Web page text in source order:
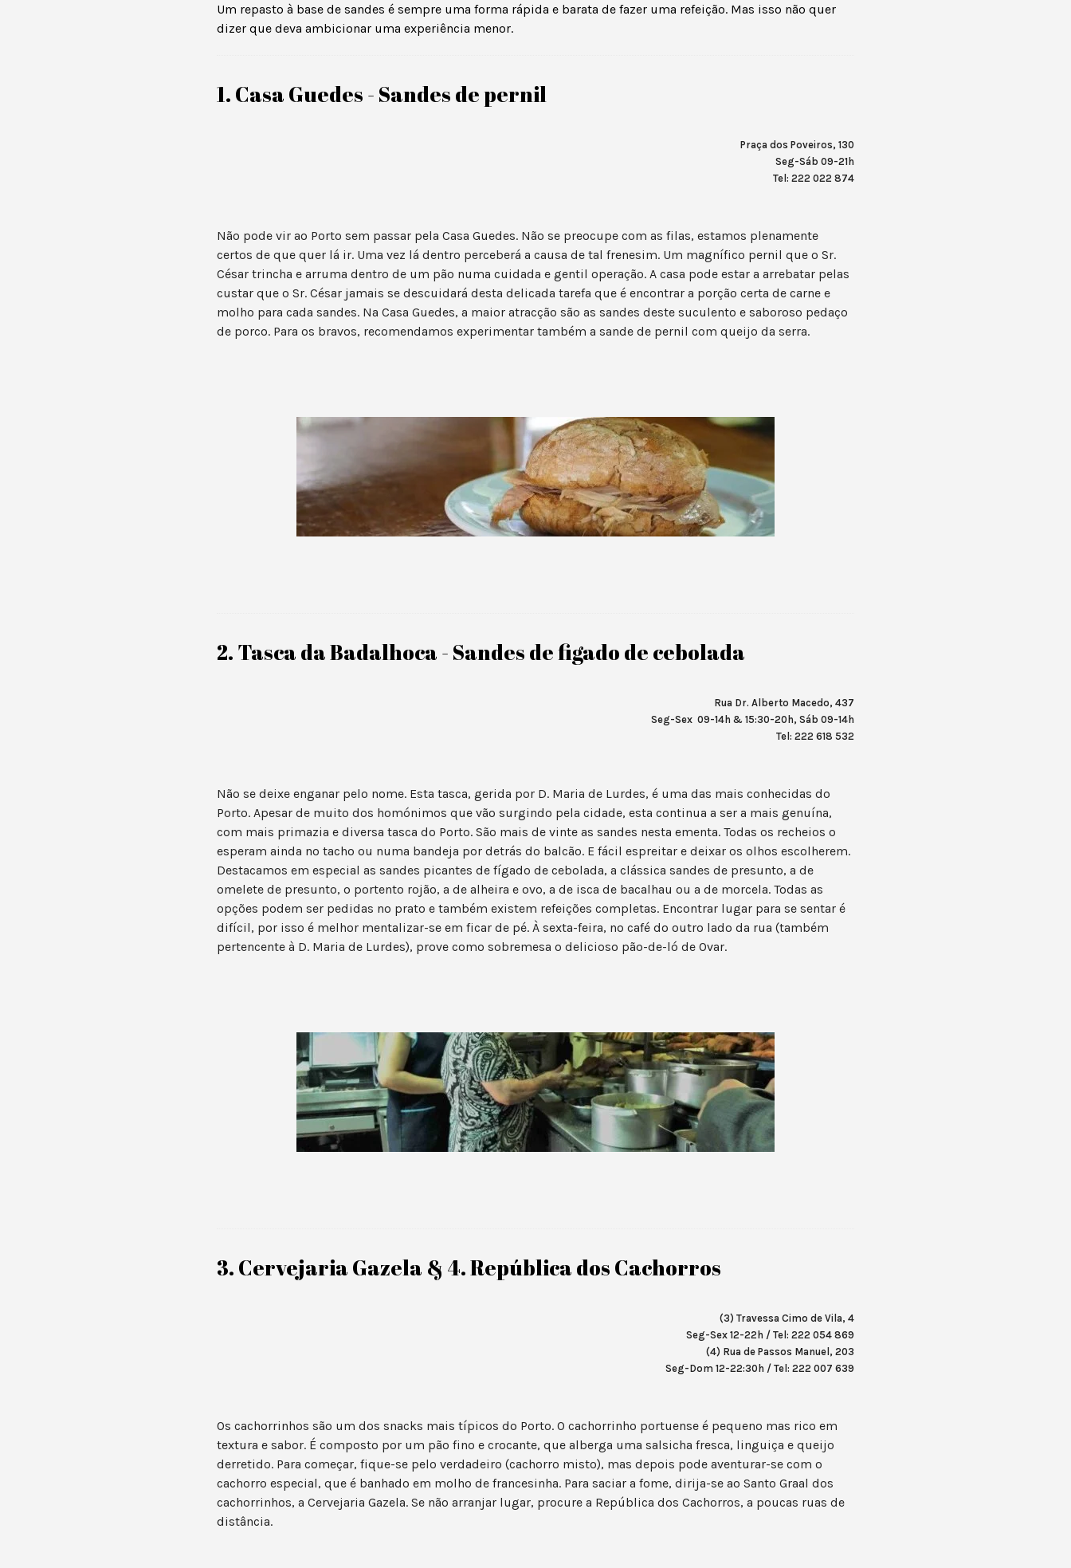
Um repasto à base de sandes é sempre uma forma rápida e barata de fazer uma refeição. Mas isso não quer
dizer que deva ambicionar uma experiência menor.
1. Casa Guedes - Sandes de pernil
Praça dos Poveiros, 130
Seg-Sáb 09-21h
Tel: 222 022 874
Não pode vir ao Porto sem passar pela Casa Guedes. Não se preocupe com as filas, estamos plenamente
certos de que quer lá ir. Uma vez lá dentro perceberá a causa de tal frenesim. Um magnífico pernil que o Sr.
César trincha e arruma dentro de um pão numa cuidada e gentil operação. A casa pode estar a arrebatar pelas
custar que o Sr. César jamais se descuidará desta delicada tarefa que é encontrar a porção certa de carne e
molho para cada sandes. Na Casa Guedes, a maior atracção são as sandes deste suculento e saboroso pedaço
de porco. Para os bravos, recomendamos experimentar também a sande de pernil com queijo da serra.
2. Tasca da Badalhoca - Sandes de figado de cebolada
Rua Dr. Alberto Macedo, 437
Seg-Sex 09-14h & 15:30-20h, Sáb 09-14h
Tel: 222 618 532
Não se deixe enganar pelo nome. Esta tasca, gerida por D. Maria de Lurdes, é uma das mais conhecidas do
Porto. Apesar de muito dos homónimos que vão surgindo pela cidade, esta continua a ser a mais genuína,
com mais primazia e diversa tasca do Porto. São mais de vinte as sandes nesta ementa. Todas os recheios o
esperam ainda no tacho ou numa bandeja por detrás do balcão. E fácil espreitar e deixar os olhos escolherem.
Destacamos em especial as sandes picantes de fígado de cebolada, a clássica sandes de presunto, a de
omelete de presunto, o portento rojão, a de alheira e ovo, a de isca de bacalhau ou a de morcela. Todas as
opções podem ser pedidas no prato e também existem refeições completas. Encontrar lugar para se sentar é
difícil, por isso é melhor mentalizar-se em ficar de pé. À sexta-feira, no café do outro lado da rua (também
pertencente à D. Maria de Lurdes), prove como sobremesa o delicioso pão-de-ló de Ovar.
3. Cervejaria Gazela & 4. República dos Cachorros
(3) Travessa Cimo de Vila, 4
Seg-Sex 12-22h / Tel: 222 054 869
(4) Rua de Passos Manuel, 203
Seg-Dom 12-22:30h / Tel: 222 007 639
Os cachorrinhos são um dos snacks mais típicos do Porto. O cachorrinho portuense é pequeno mas rico em
textura e sabor. É composto por um pão fino e crocante, que alberga uma salsicha fresca, linguiça e queijo
derretido. Para começar, fique-se pelo verdadeiro (cachorro misto), mas depois pode aventurar-se com o
cachorro especial, que é banhado em molho de francesinha. Para saciar a fome, dirija-se ao Santo Graal dos
cachorrinhos, a Cervejaria Gazela. Se não arranjar lugar, procure a República dos Cachorros, a poucas ruas de
distância.